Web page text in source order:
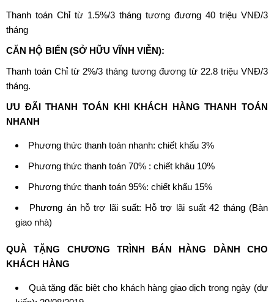
Thanh toán Chỉ từ 1.5%/3 tháng tương đương 40 triệu VNĐ/3
tháng
CĂN HỘ BIỂN (SỞ HỮU VĨNH VIỄN):
Thanh toán Chỉ từ 2%/3 tháng tương đương từ 22.8 triệu VNĐ/3
tháng.
ƯU ĐÃI THANH TOÁN KHI KHÁCH HÀNG THANH TOÁN
NHANH
Phương thức thanh toán nhanh: chiết khấu 3%
Phương thức thanh toán 70% : chiết khâu 10%
Phương thức thanh toán 95%: chiết khấu 15%
Phương án hỗ trợ lãi suất: Hỗ trợ lãi suất 42 tháng (Bàn
giao nhà)
QUÀ TẶNG CHƯƠNG TRÌNH BÁN HÀNG DÀNH CHO
KHÁCH HÀNG
Quà tặng đặc biệt cho khách hàng giao dịch trong ngày (dự